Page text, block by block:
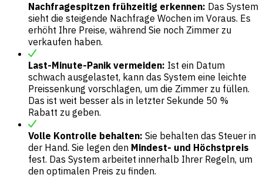
Nachfragespitzen frühzeitig erkennen: Das System
sieht die steigende Nachfrage Wochen im Voraus. Es
erhöht Ihre Preise, während Sie noch Zimmer zu
verkaufen haben.
Last-Minute-Panik vermeiden: Ist ein Datum
schwach ausgelastet, kann das System eine leichte
Preissenkung vorschlagen, um die Zimmer zu füllen.
Das ist weit besser als in letzter Sekunde 50 %
Rabatt zu geben.
Volle Kontrolle behalten: Sie behalten das Steuer in
der Hand. Sie legen den Mindest- und Höchstpreis
fest. Das System arbeitet innerhalb Ihrer Regeln, um
den optimalen Preis zu finden.